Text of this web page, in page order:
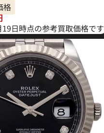
格
日時点の参考買取価格です